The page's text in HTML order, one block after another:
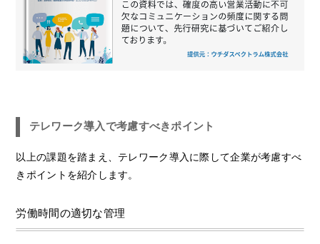
テレワーク導入で考慮すべきポイント
以上の課題を踏まえ、テレワーク導入に際して企業が考慮すべ
きポイントを紹介します。
労働時間の適切な管理